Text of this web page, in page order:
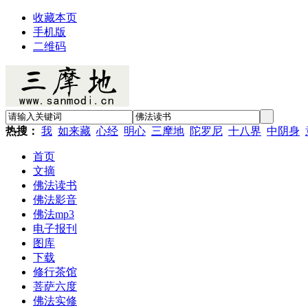
收藏本页
手机版
二维码
热搜： 我 如来藏 心经 明心 三摩地 陀罗尼 十八界 中阴身
首页
文摘
佛法读书
佛法影音
佛法mp3
电子报刊
图库
下载
修行茶馆
菩萨六度
佛法实修